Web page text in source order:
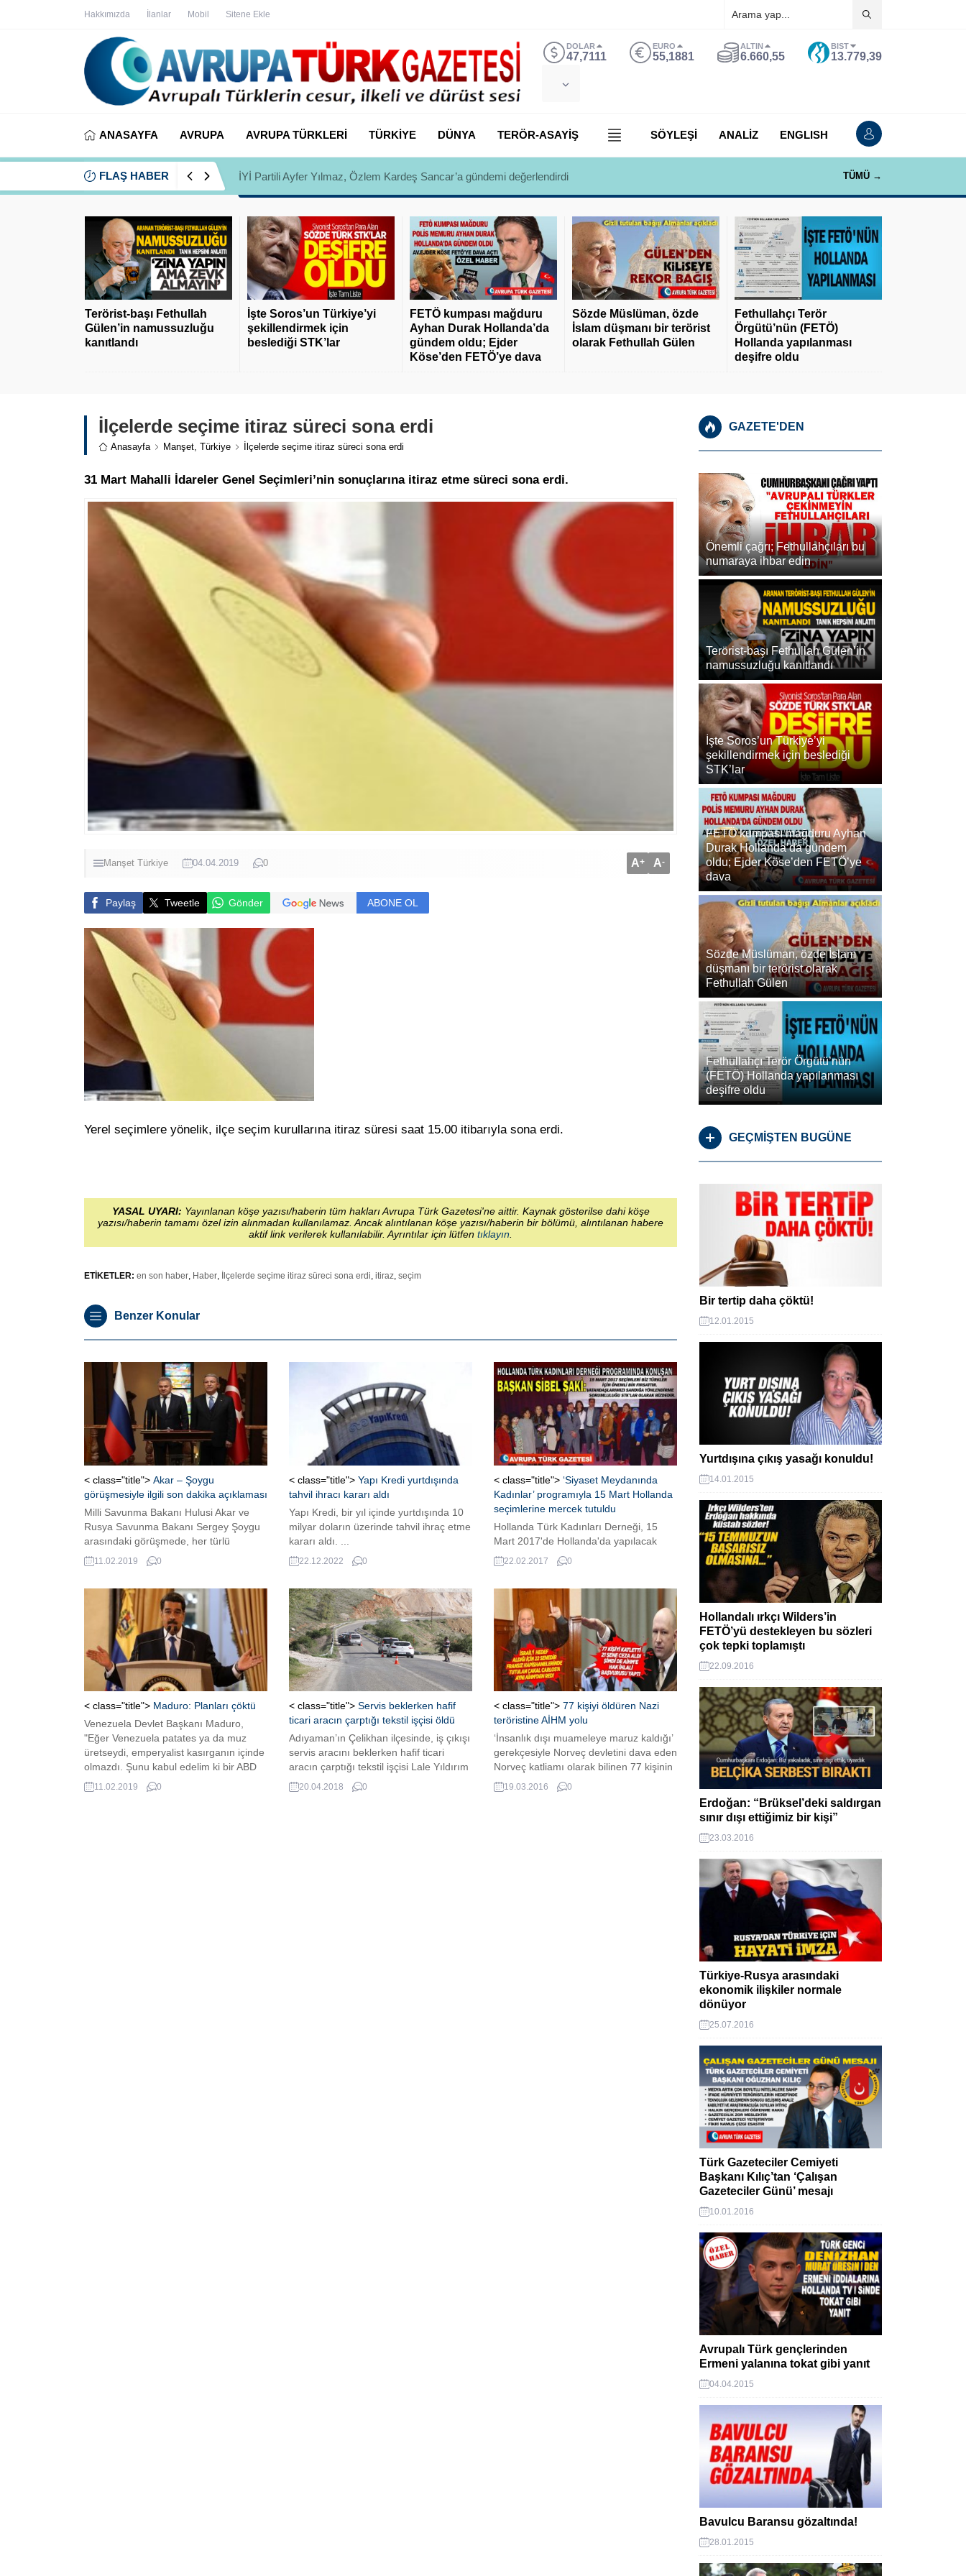
Hakkımızda İlanlar Mobil Sitene Ekle
DOLAR
47,7111
EURO
55,1881
ALTIN
6.660,55
BIST
13.779,39
ANASAYFA AVRUPA AVRUPA TÜRKLERİ TÜRKİYE DÜNYA TERÖR-ASAYİŞ SÖYLEŞİ ANALİZ ENGLISH
FLAŞ HABER İYİ Partili Ayfer Yılmaz, Özlem Kardeş Sancar’a gündemi değerlendirdi TÜMÜ →
Terörist-başı Fethullah
Gülen’in namussuzluğu
kanıtlandı
İşte Soros’un Türkiye’yi
şekillendirmek için
beslediği STK’lar
FETÖ kumpası mağduru
Ayhan Durak Hollanda’da
gündem oldu; Ejder
Köse’den FETÖ’ye dava
Sözde Müslüman, özde
İslam düşmanı bir terörist
olarak Fethullah Gülen
Fethullahçı Terör
Örgütü’nün (FETÖ)
Hollanda yapılanması
deşifre oldu
İlçelerde seçime itiraz süreci sona erdi
Anasayfa Manşet Türkiye İlçelerde seçime itiraz süreci sona erdi
31 Mart Mahalli İdareler Genel Seçimleri’nin sonuçlarına itiraz etme süreci sona erdi.
Manşet Türkiye 04.04.2019 0 A+ A-
Paylaş Tweetle Gönder ABONE OL
Yerel seçimlere yönelik, ilçe seçim kurullarına itiraz süresi saat 15.00 itibarıyla sona erdi.
YASAL UYARI: Yayınlanan köşe yazısı/haberin tüm hakları Avrupa Türk Gazetesi'ne aittir. Kaynak gösterilse dahi köşe
yazısı/haberin tamamı özel izin alınmadan kullanılamaz. Ancak alıntılanan köşe yazısı/haberin bir bölümü, alıntılanan habere
aktif link verilerek kullanılabilir. Ayrıntılar için lütfen tıklayın.
ETİKETLER: en son haber, Haber, İlçelerde seçime itiraz süreci sona erdi, itiraz, seçim
Benzer Konular
< class="title"> Akar – Şoygu
görüşmesiyle ilgili son dakika açıklaması
Milli Savunma Bakanı Hulusi Akar ve
Rusya Savunma Bakanı Sergey Şoygu
arasındaki görüşmede, her türlü
provokasyona rağmen barış ve istikrarın
sağlanması için İdlib’de istihbarat ve
iş birliğinin önemi ve devamına vurgu
yapıldığı bildirildi.
11.02.2019 0
< class="title"> Yapı Kredi yurtdışında
tahvil ihracı kararı aldı
Yapı Kredi, bir yıl içinde yurtdışında 10
milyar doların üzerinde tahvil ihraç etme
kararı aldı. ...
22.12.2022 0
< class="title"> ‘Siyaset Meydanında
Kadınlar’ programıyla 15 Mart Hollanda
seçimlerine mercek tutuldu
Hollanda Türk Kadınları Derneği, 15
Mart 2017'de Hollanda'da yapılacak
genel seçimlere yönelik 'Siyaset
Meydanında Kadınlar' programını
22.02.2017 0
< class="title"> Maduro: Planları çöktü
Venezuela Devlet Başkanı Maduro,
"Eğer Venezuela patates ya da muz
üretseydi, emperyalist kasırganın içinde
olmazdı. Şunu kabul edelim ki bir ABD
imparatorluğu var ve gözlerini
Venezuela halkının zenginliklerine
11.02.2019 0
< class="title"> Servis beklerken hafif
ticari aracın çarptığı tekstil işçisi öldü
Adıyaman’ın Çelikhan ilçesinde, iş çıkışı
servis aracını beklerken hafif ticari
aracın çarptığı tekstil işçisi Lale Yıldırım
(48) yaşamını yitirdi Kaza, akşam
saatlerinde Çelikhan- Adıyaman
20.04.2018 0
< class="title"> 77 kişiyi öldüren Nazi
teröristine AİHM yolu
‘İnsanlık dışı muameleye maruz kaldığı’
gerekçesiyle Norveç devletini dava eden
Norveç katliamı olarak bilinen 77 kişinin
katledildiği olayın tek hükümlüsü Anders
Behring Breivik ‘Nazi selamı’yla boy
19.03.2016 0
GAZETE'DEN
Önemli çağrı; Fethullahçıları bu
numaraya ihbar edin
Terörist-başı Fethullah Gülen’in
namussuzluğu kanıtlandı
İşte Soros’un Türkiye’yi
şekillendirmek için beslediği
STK’lar
FETÖ kumpası mağduru Ayhan
Durak Hollanda’da gündem
oldu; Ejder Köse’den FETÖ’ye
dava
Sözde Müslüman, özde İslam
düşmanı bir terörist olarak
Fethullah Gülen
Fethullahçı Terör Örgütü’nün
(FETÖ) Hollanda yapılanması
deşifre oldu
GEÇMİŞTEN BUGÜNE
Bir tertip daha çöktü!
12.01.2015
Yurtdışına çıkış yasağı konuldu!
14.01.2015
Hollandalı ırkçı Wilders’in
FETÖ’yü destekleyen bu sözleri
çok tepki toplamıştı
22.09.2016
Erdoğan: “Brüksel’deki saldırgan
sınır dışı ettiğimiz bir kişi”
23.03.2016
Türkiye-Rusya arasındaki
ekonomik ilişkiler normale
dönüyor
25.07.2016
Türk Gazeteciler Cemiyeti
Başkanı Kılıç’tan ‘Çalışan
Gazeteciler Günü’ mesajı
10.01.2016
Avrupalı Türk gençlerinden
Ermeni yalanına tokat gibi yanıt
04.04.2015
Bavulcu Baransu gözaltında!
28.01.2015